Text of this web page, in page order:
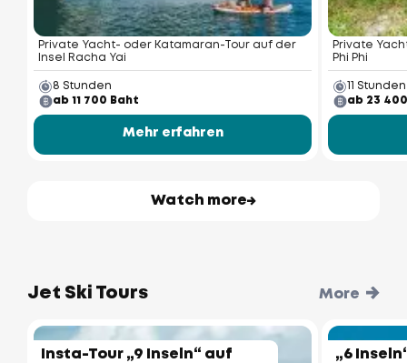
Private Yacht- oder Katamaran-Tour auf der
Insel Racha Yai
8 Stunden
ab 11 700 Baht
Mehr erfahren
Private
Phi Phi
11 Stunden
ab 23
Watch more
Jet Ski Tours More
Insta-Tour „9 Inseln“ auf
„6